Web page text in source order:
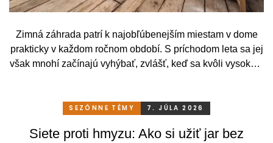
Zimná záhrada patrí k najobľúbenejším miestam v dome
prakticky v každom ročnom období. S príchodom leta sa jej
však mnohí začínajú vyhýbať, zvlášť, keď sa kvôli vysokým
stačí relatívne málo. So správnym, praktickým a šikovným
pohodlne a bez obmedzení po celý rok.
SEZÓNNE TÉMY 7. JÚLA 2026
Siete proti hmyzu: Ako si užiť jar bez